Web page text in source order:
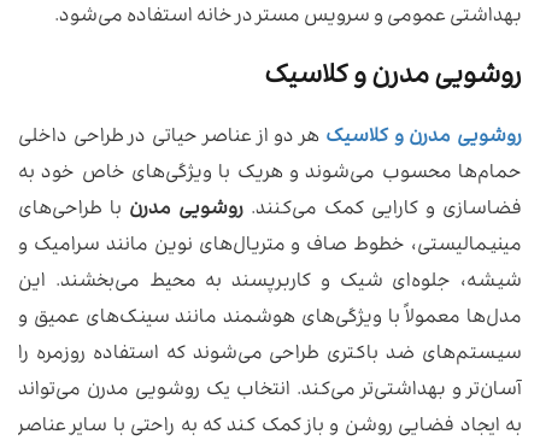
بهداشتی عمومی و ‌سرویس مستر در خانه استفاده می‌شود.
روشویی مدرن و کلاسیک
روشویی مدرن و کلاسیک هر دو از عناصر حیاتی در طراحی داخلی
حمام‌ها محسوب می‌شوند و هریک با ویژگی‌های خاص خود به
فضاسازی و کارایی کمک می‌کنند. روشویی‌ مدرن با طراحی‌های
مینیمالیستی، خطوط صاف و متریال‌های نوین مانند سرامیک و
شیشه، جلوه‌ای شیک و کاربرپسند به محیط می‌بخشند. این
مدل‌ها معمولاً با ویژگی‌های هوشمند مانند سینک‌های عمیق و
سیستم‌های ضد باکتری طراحی می‌شوند که استفاده روزمره را
آسان‌تر و بهداشتی‌تر می‌کند. انتخاب یک روشویی مدرن می‌تواند
به ایجاد فضایی روشن و باز کمک کند که به راحتی با سایر عناصر